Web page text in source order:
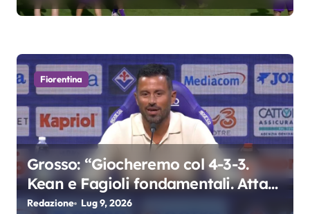
Fiorentina
Grosso: “Giocheremo col 4-3-3.
Kean e Fagioli fondamentali. Atta
grande colpo”
Redazione Lug 9, 2026